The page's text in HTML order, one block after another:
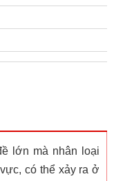
lớn mà nhân loại
có thể xảy ra ở